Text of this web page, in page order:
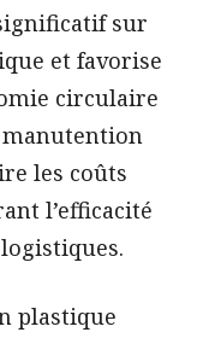
sur
et favorise
circulaire
manutention
les coûts
l’efficacité
plastique